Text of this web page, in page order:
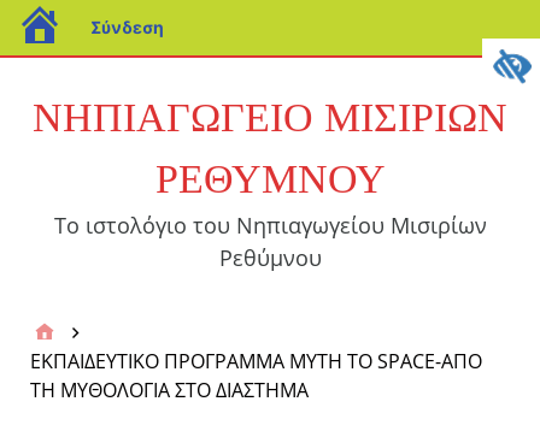
ΝΗΠΙΑΓΩΓΕΙΟ ΜΙΣΙΡΙΩΝ
ΡΕΘΥΜΝΟΥ
Το ιστολόγιο του Νηπιαγωγείου Μισιρίων
Ρεθύμνου
ΕΚΠΑΙΔΕΥΤΙΚΟ ΠΡΟΓΡΑΜΜΑ MYTH TO SPACE-ΑΠΟ
ΤΗ ΜΥΘΟΛΟΓΙΑ ΣΤΟ ΔΙΑΣΤΗΜΑ
Σύνδεση